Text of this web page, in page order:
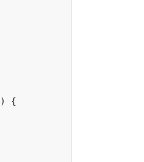
)
{